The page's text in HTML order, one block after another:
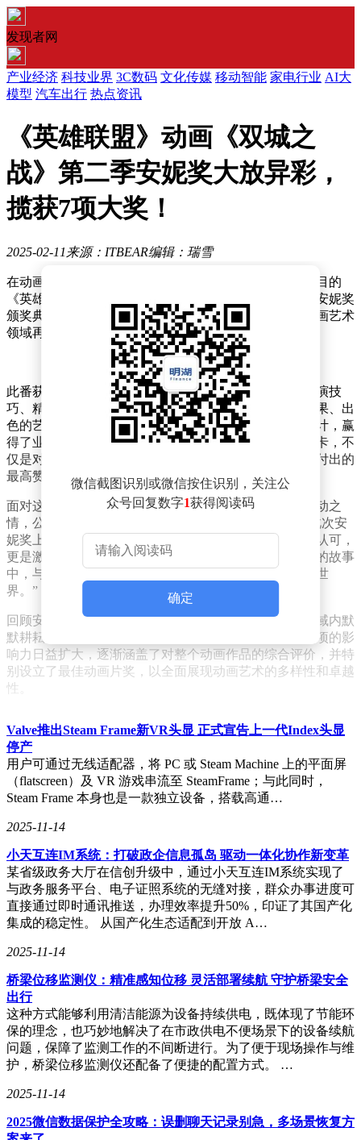
发现者网
产业经济 科技业界 3C数码 文化传媒 移动智能 家电行业 AI大
模型 汽车出行 热点资讯
《英雄联盟》动画《双城之
战》第二季安妮奖大放异彩，
揽获7项大奖！
2025-02-11 来源：ITBEAR编辑：瑞雪
在动画界的璀璨星空下，又一荣耀时刻被铭记。备受瞩目的
《英雄联盟》衍生动画《双城之战》第二季，在第52届安妮奖
颁奖典礼上大放异彩，一举斩获七项重量级大奖，为动画艺术
领域再添辉煌篇章。
此番获奖名单中，《双城之战》第二季凭借其卓越的导演技
巧、精湛的剪辑工艺、动人的原创音乐、震撼的视觉效果、出
色的艺术指导、生动的角色动画以及富有创意的分镜设计，赢
得了业界内外的高度认可。安妮奖，这一动画界的奥斯卡，不
仅是对个人才华的颂扬，更是对整个动画制作团队辛勤付出的
最高赞誉。
面对这份沉甸甸的荣誉，《英雄联盟》官方团队难掩激动之
情，公开发表声明称：“我们深感荣耀与自豪，能够在此次安
妮奖上收获如此多的肯定。这不仅是对我们过去努力的认可，
更是激励我们继续前行的动力。我们迫不及待想在未来的故事
中，与全球的玩家再次相遇，共同探索更多未知的奇妙世
界。”
回顾安妮奖的历史，其初衷在于表彰那些在动画艺术领域内默
默耕耘、不断创新的杰出人才。随着时间的推移，该奖项的影
响力日益扩大，逐渐涵盖了对整个动画作品的综合评价，并特
别设立了最佳动画片奖，以全面展现动画艺术的多样性和卓越
性。
微信截图识别或微信按住识别，关注公
众号回复数字1获得阅读码
确定
Valve推出Steam Frame新VR头显 正式宣告上一代Index头显
停产
用户可通过无线适配器，将 PC 或 Steam Machine 上的平面屏
（flatscreen）及 VR 游戏串流至 SteamFrame；与此同时，
Steam Frame 本身也是一款独立设备，搭载高通…
2025-11-14
小天互连IM系统：打破政企信息孤岛 驱动一体化协作新变革
某省级政务大厅在信创升级中，通过小天互连IM系统实现了
与政务服务平台、电子证照系统的无缝对接，群众办事进度可
直接通过即时通讯推送，办理效率提升50%，印证了其国产化
集成的稳定性。 从国产化生态适配到开放 A…
2025-11-14
桥梁位移监测仪：精准感知位移 灵活部署续航 守护桥梁安全
出行
这种方式能够利用清洁能源为设备持续供电，既体现了节能环
保的理念，也巧妙地解决了在市政供电不便场景下的设备续航
问题，保障了监测工作的不间断进行。为了便于现场操作与维
护，桥梁位移监测仪还配备了便捷的配置方式。 …
2025-11-14
2025微信数据保护全攻略：误删聊天记录别急，多场景恢复方